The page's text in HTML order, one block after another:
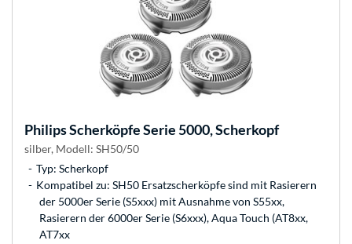
PhilipsScherköpfe Serie 5000, Scherkopf
silber, Modell: SH50/50
Typ: Scherkopf
Kompatibel zu: SH50 Ersatzscherköpfe sind mit Rasierern
der 5000er Serie (S5xxx) mit Ausnahme von S55xx,
Rasierern der 6000er Serie (S6xxx), Aqua Touch (AT8xx,
AT7xx